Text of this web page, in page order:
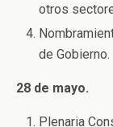
otros
de Gobierno.
28 de mayo.
Plenaria